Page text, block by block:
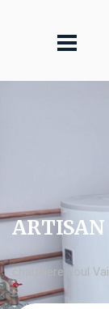
ARTISAN
chaudière fioul